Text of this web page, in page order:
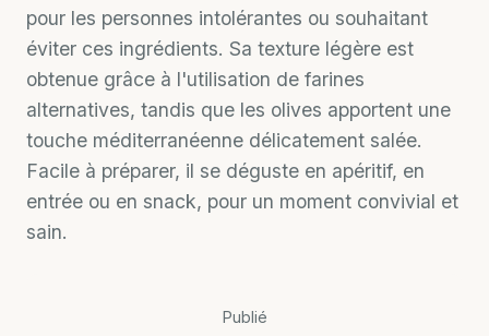
pour les personnes intolérantes ou souhaitant
éviter ces ingrédients. Sa texture légère est
obtenue grâce à l'utilisation de farines
alternatives, tandis que les olives apportent une
touche méditerranéenne délicatement salée.
Facile à préparer, il se déguste en apéritif, en
entrée ou en snack, pour un moment convivial et
sain.
Publié